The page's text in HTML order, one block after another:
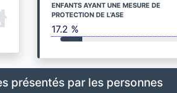
ENFANTS AYANT UNE MESURE DE
PROTECTION DE L’ASE
17.2 %
présentés par les personnes